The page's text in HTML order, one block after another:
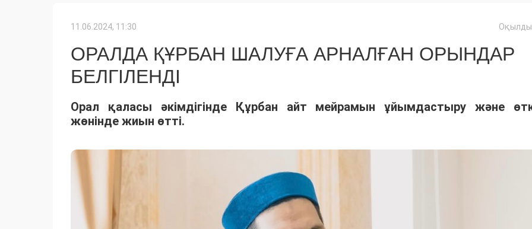
11.06.2024, 11:30
ОРАЛДА ҚҰРБАН ШАЛУҒА АРНАЛҒАН ОРЫНДАР
БЕЛГІЛЕНДІ
Орал қаласы әкімдігінде Құрбан айт мейрамын ұйымдастыру және
жөнінде жиын өтті.